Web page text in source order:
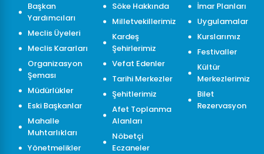
Başkan
Yardımcıları
Meclis Üyeleri
Meclis Kararları
Organizasyon
Şeması
Müdürlükler
Eski Başkanlar
Mahalle
Muhtarlıkları
Yönetmelikler
Söke Hakkında
Milletvekillerimiz
Kardeş
Şehirlerimiz
Vefat Edenler
Tarihi Merkezler
Şehitlerimiz
Afet Toplanma
Alanları
Nöbetçi
Eczaneler
İmar Planları
Uygulamalar
Kurslarımız
Festivaller
Kültür
Merkezlerimiz
Bilet
Rezervasyon